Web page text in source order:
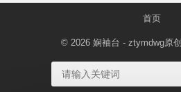
首页
© 2026 娴袖台 - ztymdwg原创